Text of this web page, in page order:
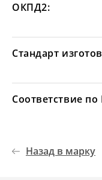
ОКПД2:
Стандарт
Соответствие по
Назад в марку